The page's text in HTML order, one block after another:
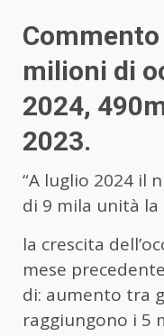
milioni di
2024,
2023.
“A luglio 2024 il
di 9 mila unità la
la crescita
mese
di: aumento tra
raggiungono i 5